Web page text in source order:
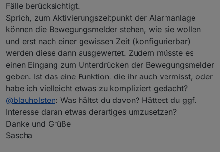
Fälle berücksichtigt.
Sprich, zum Aktivierungszeitpunkt der Alarmanlage
können die Bewegungsmelder stehen, wie sie wollen
und erst nach einer gewissen Zeit (konfigurierbar)
werden diese dann ausgewertet. Zudem müsste es
einen Eingang zum Unterdrücken der Bewegungsmelder
geben. Ist das eine Funktion, die ihr auch vermisst, oder
habe ich vielleicht etwas zu kompliziert gedacht?
@blauholsten: Was hältst du davon? Hättest du ggf.
Interesse daran etwas derartiges umzusetzen?
Danke und Grüße
Sascha